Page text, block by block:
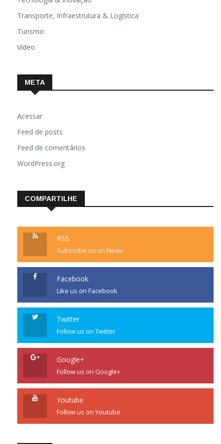
Transporte, Infraestrutura & Logística
Turismo
Vídeo
META
Acessar
Feed de posts
Feed de comentários
WordPress.org
COMPARTILHE
RSS
Subscribe us on News
Facebook
Like us on Facebook
Twitter
Follow us on Twitter
Google+
Follow us on Google+
Youtube
Follow us on Youtube